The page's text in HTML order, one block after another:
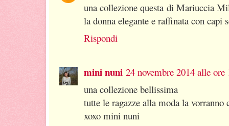
una collezione questa di Mariuccia
la donna elegante e raffinata con capi
Rispondi
mini nuni 24 novembre 2014 alle ore
una collezione bellissima
tutte le ragazze alla moda la vorranno
xoxo mini nuni